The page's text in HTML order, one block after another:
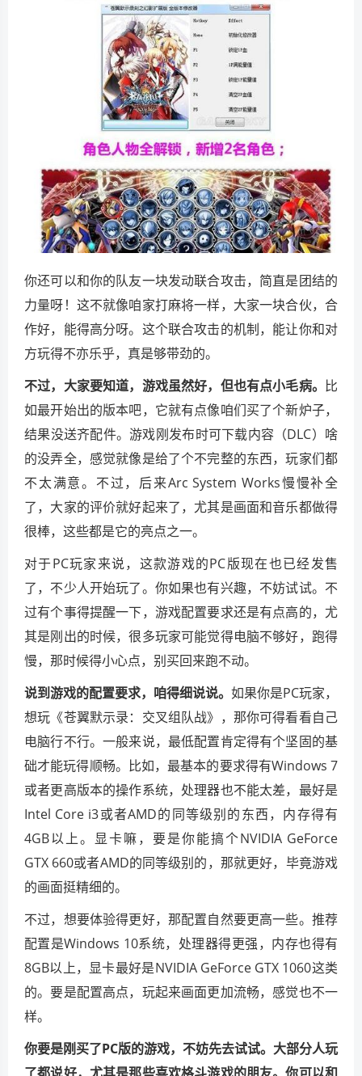
你还可以和你的队友一块发动联合攻击，简直是团结的
力量呀！这不就像咱家打麻将一样，大家一块合伙，合
作好，能得高分呀。这个联合攻击的机制，能让你和对
方玩得不亦乐乎，真是够带劲的。
不过，大家要知道，游戏虽然好，但也有点小毛病。 比
如最开始出的版本吧，它就有点像咱们买了个新炉子，
结果没送齐配件。游戏刚发布时可下载内容（DLC）啥
的没弄全，感觉就像是给了个不完整的东西，玩家们都
不太满意。不过，后来Arc System Works慢慢补全
了，大家的评价就好起来了，尤其是画面和音乐都做得
很棒，这些都是它的亮点之一。
对于PC玩家来说，这款游戏的PC版现在也已经发售
了，不少人开始玩了。你如果也有兴趣，不妨试试。不
过有个事得提醒一下，游戏配置要求还是有点高的，尤
其是刚出的时候，很多玩家可能觉得电脑不够好，跑得
慢，那时候得小心点，别买回来跑不动。
说到游戏的配置要求，咱得细说说。 如果你是PC玩家，
想玩《苍翼默示录：交叉组队战》，那你可得看看自己
电脑行不行。一般来说，最低配置肯定得有个坚固的基
础才能玩得顺畅。比如，最基本的要求得有Windows 7
或者更高版本的操作系统，处理器也不能太差，最好是
Intel Core i3或者AMD的同等级别的东西，内存得有
4GB以上。显卡嘛，要是你能搞个NVIDIA GeForce
GTX 660或者AMD的同等级别的，那就更好，毕竟游戏
的画面挺精细的。
不过，想要体验得更好，那配置自然要更高一些。推荐
配置是Windows 10系统，处理器得更强，内存也得有
8GB以上，显卡最好是NVIDIA GeForce GTX 1060这类
的。要是配置高点，玩起来画面更加流畅，感觉也不一
样。
你要是刚买了PC版的游戏，不妨先去试试。大部分人玩